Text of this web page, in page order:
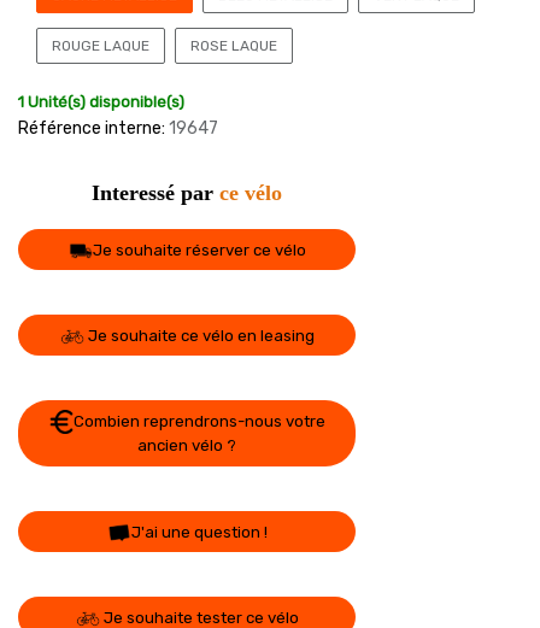
ROUGE LAQUE ROSE LAQUE
1 Unité(s) disponible(s)
Référence interne: 19647
Interessé par ce vélo
Je souhaite réserver ce vélo
Je souhaite ce vélo en leasing
Combien reprendrons-nous votre
ancien vélo ?
J'ai une question !
Je souhaite tester ce vélo